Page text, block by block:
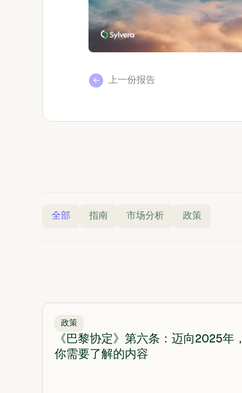
上一份报告
全部 指南 市场分析 政策
政策
《巴黎协定》第六条：迈向2025年，
你需要了解的内容